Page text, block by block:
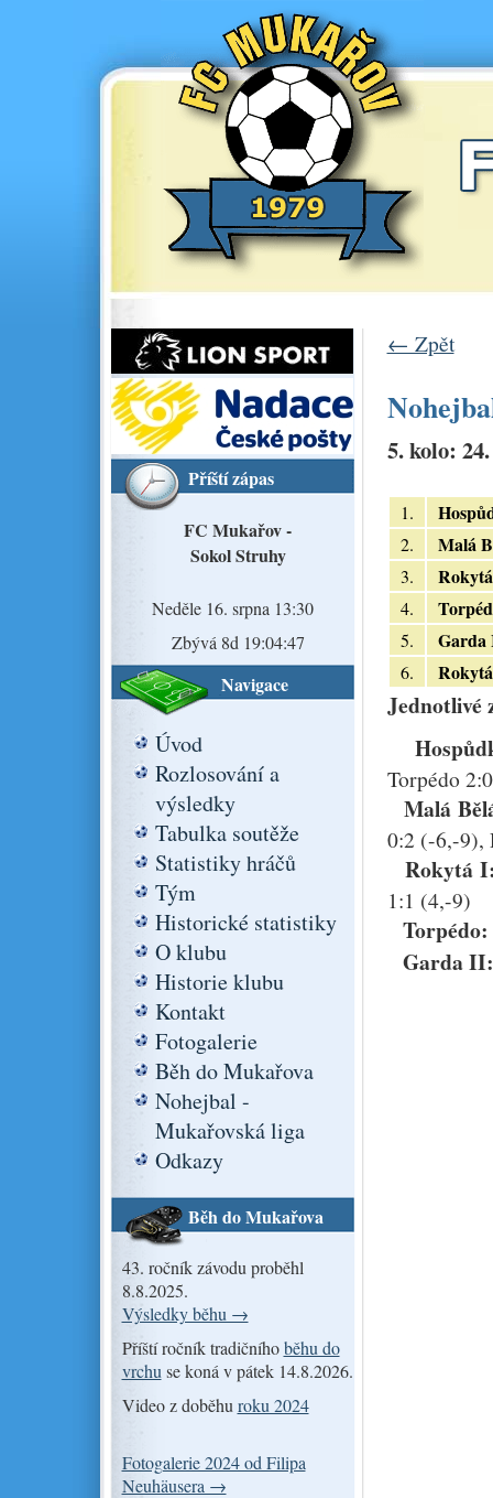
Příští zápas
FC Mukařov -
Sokol Struhy
Neděle 16. srpna 13:30
Zbývá 8d 19:04:46
Navigace
Úvod
Rozlosování a
výsledky
Tabulka soutěže
Statistiky hráčů
Tým
Historické statistiky
O klubu
Historie klubu
Kontakt
Fotogalerie
Běh do Mukařova
Nohejbal -
Mukařovská liga
Odkazy
Běh do Mukařova
43. ročník závodu proběhl
8.8.2025.
Výsledky běhu →
Příští ročník tradičníhoběhu do
vrchu se koná v pátek 14.8.2026.
Video z doběhu roku 2024
Fotogalerie 2024 od Filipa
Neuhäusera →
← Zpět
5. kolo:
1.
2. Malá
3.
4.
5. Garda
6.
Jednotlivé
Torpédo
Malá
0:2 (-6,-9),
Rokytá
1:1 (4,-9)
Torpédo:
Garda